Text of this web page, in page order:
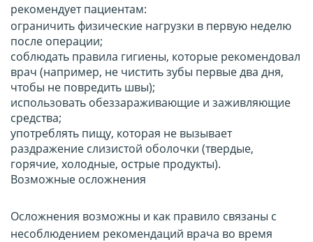
рекомендует пациентам:
ограничить физические нагрузки в первую неделю
после операции;
соблюдать правила гигиены, которые рекомендовал
врач (например, не чистить зубы первые два дня,
чтобы не повредить швы);
использовать обеззараживающие и заживляющие
средства;
употреблять пищу, которая не вызывает
раздражение слизистой оболочки (твердые,
горячие, холодные, острые продукты).
Возможные осложнения
Осложнения возможны и как правило связаны с
несоблюдением рекомендаций врача во время